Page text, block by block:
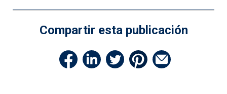
entradas
Compartir esta publicación